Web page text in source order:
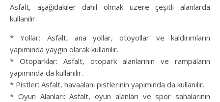
Asfalt, aşağıdakiler dahil olmak üzere çeşitli alanlarda
kullanılır:
* Yollar: Asfalt, ana yollar, otoyollar ve kaldırımların
yapımında yaygın olarak kullanılır.
* Otoparklar: Asfalt, otopark alanlarının ve rampaların
yapımında da kullanılır.
* Pistler: Asfalt, havaalanı pistlerinin yapımında da kullanılır.
* Oyun Alanları: Asfalt, oyun alanları ve spor sahalarının